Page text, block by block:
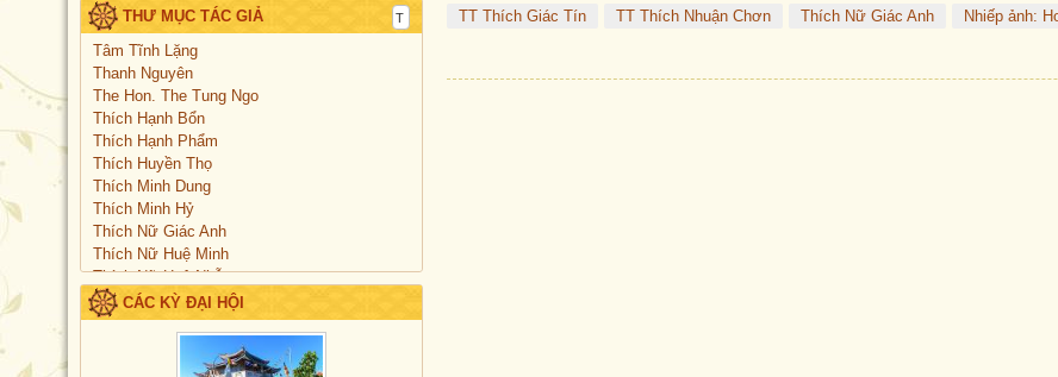
THƯ MỤC TÁC GIẢ
Tâm Tĩnh Lặng
Thanh Nguyên
The Hon. The Tung Ngo
Thích Hạnh Bổn
Thích Hạnh Phẩm
Thích Huyền Thọ
Thích Minh Dung
Thích Minh Hỷ
Thích Nữ Giác Anh
Thích Nữ Huệ Minh
Thích Nữ Huệ Nhẫn
Thích Nữ Nguyên Khai
Thích Nữ Phổ Huệ
Thích Thị Lạc
CÁC KỲ ĐẠI HỘI
TT Thích Giác Tín
TT Thích Nhuận Chơn Thích Nữ Giác Anh Nhiếp ảnh: